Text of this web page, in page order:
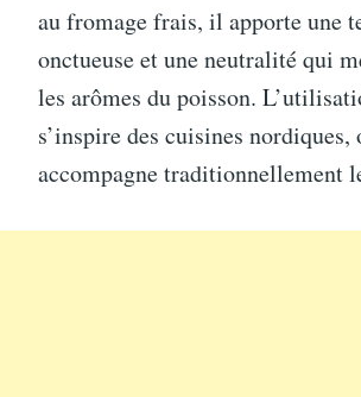
au fromage frais, il apporte une
onctueuse et une neutralité qui
les arômes du poisson.
s’inspire des cuisines nordiques,
accompagne traditionnellement